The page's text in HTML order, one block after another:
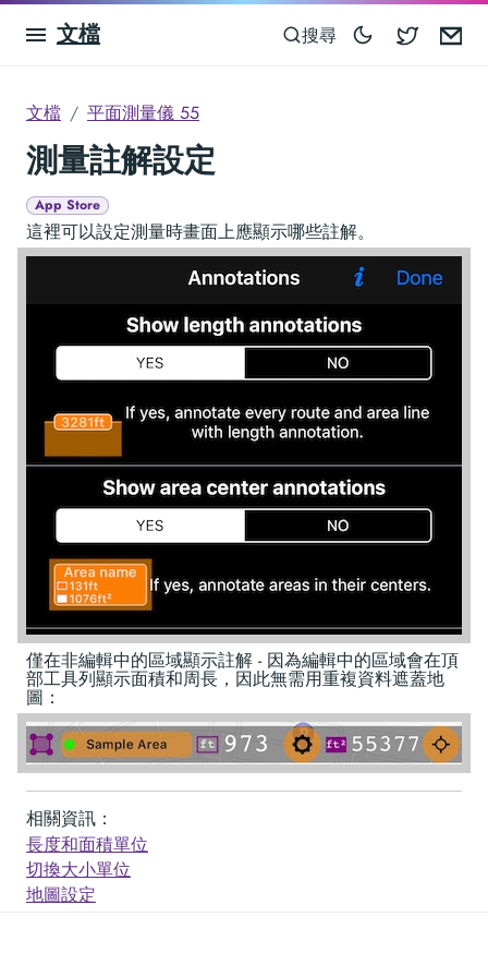
文檔 搜尋
文檔 平面測量儀 55
測量註解設定
App Store
這裡可以設定測量時畫面上應顯示哪些註解。
僅在非編輯中的區域顯示註解 - 因為編輯中的區域會在頂
部工具列顯示面積和周長，因此無需用重複資料遮蓋地
圖：
相關資訊：
長度和面積單位
切換大小單位
地圖設定